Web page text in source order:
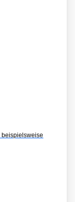
beispielsweise